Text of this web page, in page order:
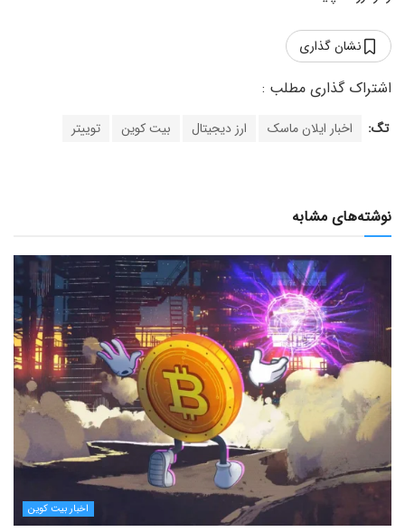
نشان گذاری
تگ: اخبار ایلان ماسک ارز دیجیتال بیت کوین توییتر
نوشته‌های مشابه
اخبار بیت کوین